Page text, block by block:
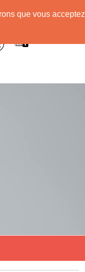
que vous acceptez